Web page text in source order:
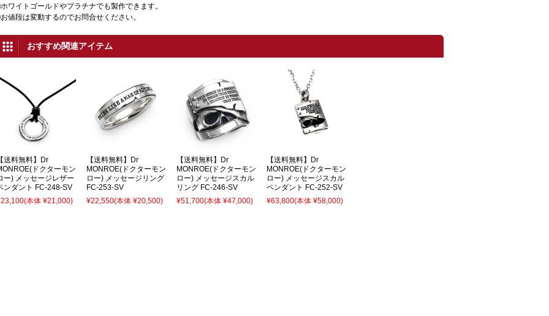
ワイトゴールドやプラチナでも製作できます。
値段は変動するのでお問合せください。
おすすめ関連アイテム
送料無料】Dr
ドクターモン
ー) メッセージレザー
ンダント FC-248-SV
(本体 ¥21,000)
【送料無料】Dr
MONROE(ドクターモン
ロー) メッセージリング
FC-253-SV
¥22,550(本体 ¥20,500)
【送料無料】Dr
MONROE(ドクターモン
ロー) メッセージスカル
リング FC-246-SV
¥51,700(本体 ¥47,000)
【送料無料】Dr
MONROE(ドクターモン
ロー) メッセージスカル
ペンダント FC-252-SV
¥63,800(本体 ¥58,000)